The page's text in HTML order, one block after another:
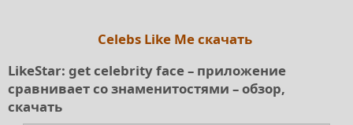
Celebs Like Me скачать
LikeStar: get celebrity face – приложение
сравнивает со знаменитостями – обзор,
скачать